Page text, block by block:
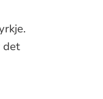
det